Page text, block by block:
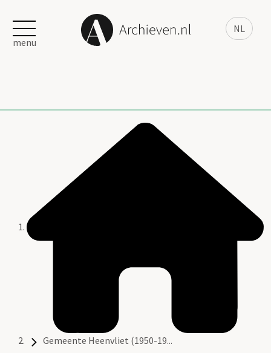
NL
menu
Gemeente Heenvliet (1950-19...